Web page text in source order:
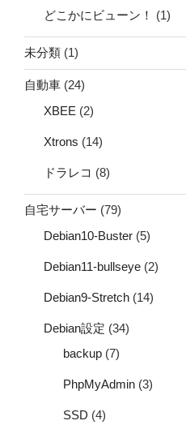
どこかにビューン！ (1)
未分類 (1)
自動車 (24)
XBEE (2)
Xtrons (14)
ドラレコ (8)
自宅サーバー (79)
Debian10-Buster (5)
Debian11-bullseye (2)
Debian9-Stretch (14)
Debian設定 (34)
backup (7)
PhpMyAdmin (3)
SSD (4)